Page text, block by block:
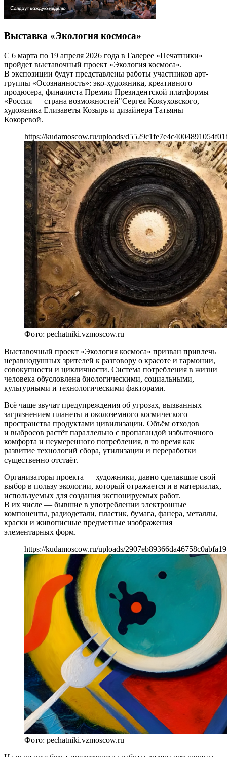
Выставка «Экология космоса»
С 6 марта по 19 апреля 2026 года в Галерее «Печатники»
пройдет выставочный проект «Экология космоса».
В экспозиции будут представлены работы участников арт-
группы «Осознанность»: эко-художника, креативного
продюсера, финалиста Премии Президентской платформы
«Россия — страна возможностей"Сергея Кожуховского,
художника Елизаветы Козырь и дизайнера Татьяны
Кокоревой.
https://kudamoscow.ru/uploads/
Фото: pechatniki.vzmoscow.ru
Выставочный проект «Экология космоса» призван привлечь
неравнодушных зрителей к разговору о красоте и гармонии,
совокупности и цикличности. Система потребления в жизни
человека обусловлена биологическими, социальными,
культурными и технологическими факторами.
Всё чаще звучат предупреждения об угрозах, вызванных
загрязнением планеты и околоземного космического
пространства продуктами цивилизации. Объём отходов
и выбросов растёт параллельно с пропагандой избыточного
комфорта и неумеренного потребления, в то время как
развитие технологий сбора, утилизации и переработки
существенно отстаёт.
Организаторы проекта — художники, давно сделавшие свой
выбор в пользу экологии, который отражается и в материалах,
используемых для создания экспонируемых работ.
В их числе — бывшие в употреблении электронные
компоненты, радиодетали, пластик, бумага, фанера, металлы,
краски и живописные предметные изображения
элементарных форм.
https://kudamoscow.ru/uploads/
Фото: pechatniki.vzmoscow.ru